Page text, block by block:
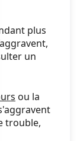
plus
un
ou la
trouble,